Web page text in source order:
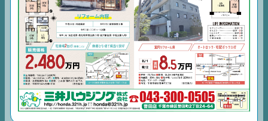
内房エリア
デジタルサイネージ
不動産一括査定
コラム